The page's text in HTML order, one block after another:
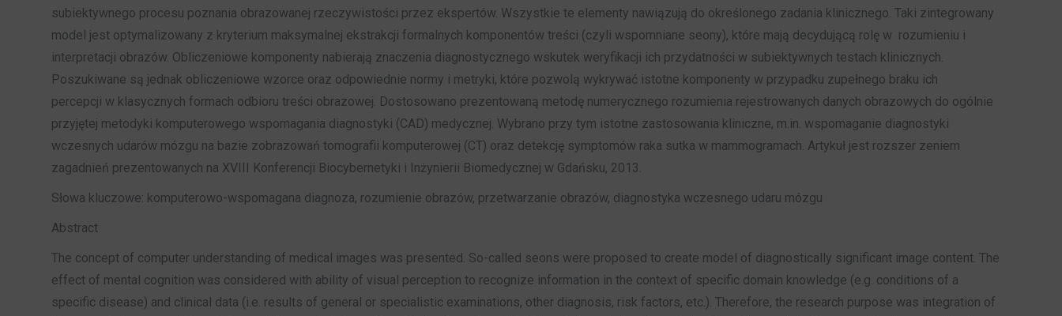
subiektywnego procesu poznania obrazowanej rzeczywistości przez ekspertów. Wszystkie te elementy nawiązują do określonego zadania klinicznego. Taki zintegrowany
model jest optymalizowany z kryterium maksymalnej ekstrakcji formalnych komponentów treści (czyli wspomniane seony), które mają decydującą rolę w rozumieniu i
interpretacji obrazów. Obliczeniowe komponenty nabierają znaczenia diagnostycznego wskutek weryfikacji ich przydatności w subiektywnych testach klinicznych.
Poszukiwane są jednak obliczeniowe wzorce oraz odpowiednie normy i metryki, które pozwolą wykrywać istotne komponenty w przypadku zupełnego braku ich
percepcji w klasycznych formach odbioru treści obrazowej. Dostosowano prezentowaną metodę numerycznego rozumienia rejestrowanych danych obrazowych do ogólnie
przyjętej metodyki komputerowego wspomagania diagnostyki (CAD) medycznej. Wybrano przy tym istotne zastosowania kliniczne, m.in. wspomaganie diagnostyki
wczesnych udarów mózgu na bazie zobrazowań tomografii komputerowej (CT) oraz detekcję symptomów raka sutka w mammogramach. Artykuł jest rozszer zeniem
zagadnień prezentowanych na XVIII Konferencji Biocybernetyki i Inżynierii Biomedycznej w Gdańsku, 2013.
Słowa kluczowe: komputerowo-wspomagana diagnoza, rozumienie obrazów, przetwarzanie obrazów, diagnostyka wczesnego udaru mózgu
Abstract
The concept of computer understanding of medical images was presented. So-called seons were proposed to create model of diagnostically significant image content. The
effect of mental cognition was considered with ability of visual perception to recognize information in the context of specific domain knowledge (e.g. conditions of a
specific disease) and clinical data (i.e. results of general or specialistic examinations, other diagnosis, risk factors, etc.). Therefore, the research purpose was integration of